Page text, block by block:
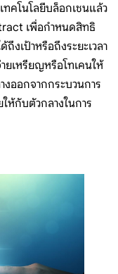
ทคโนโลยีบล็อกเชนแล้ว
เพื่อกำหนดสิทธิ
งเป้าหรือถึงระยะเวลา
เหรียญหรือโทเคนให้
ออกจากกระบวนการ
ห้กับตัวกลางในการ